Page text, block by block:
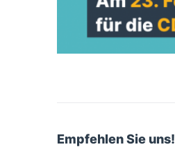
Empfehlen Sie uns!